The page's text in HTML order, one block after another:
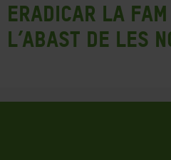
Eradicar la
l’abast de les